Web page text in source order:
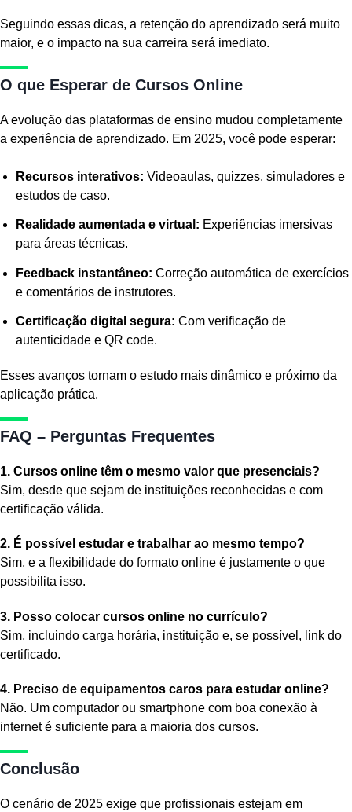
Seguindo essas dicas, a retenção do aprendizado será muito
maior, e o impacto na sua carreira será imediato.
O que Esperar de Cursos Online
A evolução das plataformas de ensino mudou completamente
a experiência de aprendizado. Em 2025, você pode esperar:
Recursos interativos: Videoaulas, quizzes, simuladores e
estudos de caso.
Realidade aumentada e virtual: Experiências imersivas
para áreas técnicas.
Feedback instantâneo: Correção automática de exercícios
e comentários de instrutores.
Certificação digital segura: Com verificação de
autenticidade e QR code.
Esses avanços tornam o estudo mais dinâmico e próximo da
aplicação prática.
FAQ – Perguntas Frequentes
1. Cursos online têm o mesmo valor que presenciais?
Sim, desde que sejam de instituições reconhecidas e com
certificação válida.
2. É possível estudar e trabalhar ao mesmo tempo?
Sim, e a flexibilidade do formato online é justamente o que
possibilita isso.
3. Posso colocar cursos online no currículo?
Sim, incluindo carga horária, instituição e, se possível, link do
certificado.
4. Preciso de equipamentos caros para estudar online?
Não. Um computador ou smartphone com boa conexão à
internet é suficiente para a maioria dos cursos.
Conclusão
O cenário de 2025 exige que profissionais estejam em